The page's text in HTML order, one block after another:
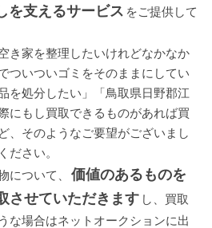
を支えるサービス をご提供して
き家を整理したいけれどなかなか
ついついゴミをそのままにしてい
を処分したい」「鳥取県日野郡江
にもし買取できるものがあれば買
、そのようなご要望がございまし
ださい。
について、
価値のあるものを
させていただきます し、買取
な場合はネットオークションに出